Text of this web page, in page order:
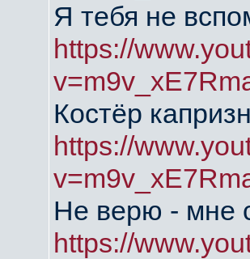
Я тебя не
https://
Костёр
https://
Не верю - мне
https://